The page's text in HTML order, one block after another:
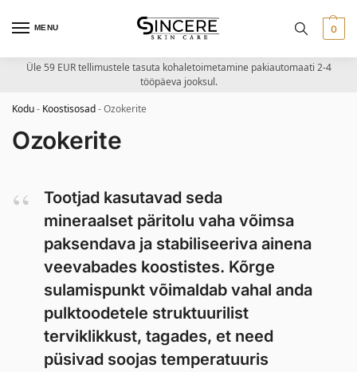
MENU 0
Üle 59 EUR tellimustele tasuta kohaletoimetamine pakiautomaati 2-4
tööpäeva jooksul.
Kodu- Koostisosad-Ozokerite
Ozokerite
Tootjad kasutavad seda
mineraalset päritolu vaha võimsa
paksendava ja stabiliseeriva ainena
veevabades koostistes. Kõrge
sulamispunkt võimaldab vahal anda
pulktoodetele struktuurilist
terviklikkust, tagades, et need
püsivad soojas temperatuuris